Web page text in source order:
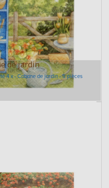
de jardin
4 x - Cabane de jardin - 5 pièces